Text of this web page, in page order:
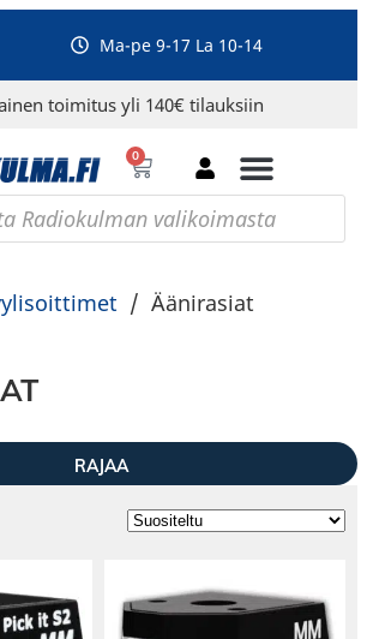
Ma-pe 9-17 La 10-14
toimitus yli 140€ tilauksiin
0
/ Äänirasiat
RAJAA